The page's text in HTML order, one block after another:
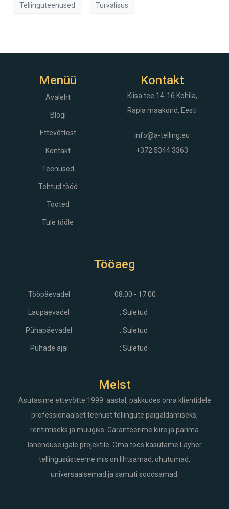
Tellinguteenused Turvalisus
Menüü
Avaleht
Blogi
Ettevõttest
Kontakt
Teenused
Tehtud tööd
Tooted
Tule tööle
Kontakt
Kiisa tee 14-16 Kohila,
Rapla maakond, Eesti
info@a-telling.eu
+372 5344 3363
Tööaeg
Tööpäevadel
Laupäevadel
Pühapäevadel
Pühade ajal
: 08:00 - 17:00
: Suletud
: Suletud
: Suletud
Meist
Asutasime ettevõtte 1999. aastal, pakkudes oma klientidele
professionaalset teenust tellingute paigaldamiseks,
rentimiseks ja müügiks. Garanteerime kiire ja parima
lahenduse igale projektile. Oma töös kasutame Layher
tellingusüsteeme mis on lihtsamad, ohutumad,
universaalsemad ja samuti soodsamad.